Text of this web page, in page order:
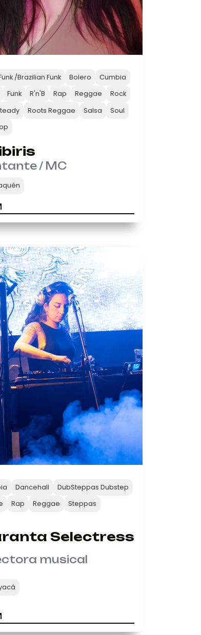
/Brazilian Funk Bolero
Cumbia
Funk R'n'B Rap Reggae
Rock
Roots Reggae Salsa
Soul
/ MC
Dancehall
DubSteppas Dubstep
Rap Reggae Steppas
Selectress
musical